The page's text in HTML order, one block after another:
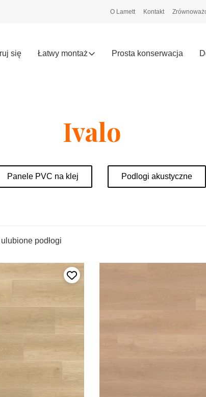
O Lamett Kontakt
się Łatwy montaż Prosta konserwacja
Ivalo
Panele PVC na klej Podlogi akustyczne
podłogi
Dodaj do ulubionych